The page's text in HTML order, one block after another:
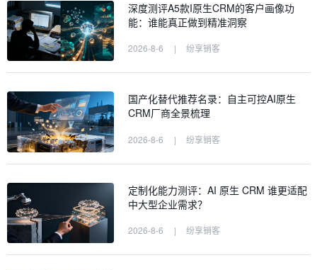
深度测评A5款I原生CRM的客户画像功
能：谁能真正做到精准洞察
2026-8-6 | 纷享销客
国产化替代推荐名录：自主可控AI原生
CRM厂商全景梳理
2026-8-6 | 纷享销客
定制化能力测评：AI 原生 CRM 谁更适配
中大型企业需求？
2026-8-6 | 纷享销客